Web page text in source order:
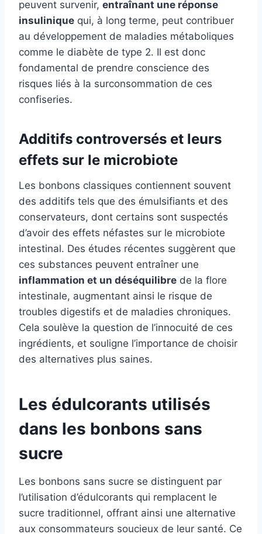
peuvent survenir, entraînant une réponse
insulinique qui, à long terme, peut contribuer
au développement de maladies métaboliques
comme le diabète de type 2. Il est donc
fondamental de prendre conscience des
risques liés à la surconsommation de ces
confiseries.
Additifs controversés et leurs
effets sur le microbiote
Les bonbons classiques contiennent souvent
des additifs tels que des émulsifiants et des
conservateurs, dont certains sont suspectés
d’avoir des effets néfastes sur le microbiote
intestinal. Des études récentes suggèrent que
ces substances peuvent entraîner une
inflammation et un déséquilibre de la flore
intestinale, augmentant ainsi le risque de
troubles digestifs et de maladies chroniques.
Cela soulève la question de l’innocuité de ces
ingrédients, et souligne l’importance de choisir
des alternatives plus saines.
Les édulcorants utilisés
dans les bonbons sans
sucre
Les bonbons sans sucre se distinguent par
l’utilisation d’édulcorants qui remplacent le
sucre traditionnel, offrant ainsi une alternative
aux consommateurs soucieux de leur santé. Ce